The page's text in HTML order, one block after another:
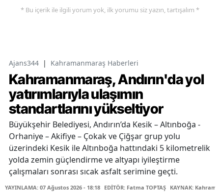
* Bu içerik ile ilgili yorum yok, ilk yorumu siz yazın, tartışalım *
Ajans344 | Kahramanmaraş Haberleri
Kahramanmaraş, Andırın'da yol
yatırımlarıyla ulaşımın
standartlarını yükseltiyor
Büyükşehir Belediyesi, Andırın’da Kesik – Altınboğa -
Orhaniye – Akifiye – Çokak ve Çiğşar grup yolu
üzerindeki Kesik ile Altınboğa hattındaki 5 kilometrelik
yolda zemin güçlendirme ve altyapı iyileştirme
çalışmaları sonrası sıcak asfalt serimine geçti.
YAYINLAMA: 07 Ağustos 2026 - 18:18 EDİTÖR: Fatma TOPTAŞ KAYNAK: